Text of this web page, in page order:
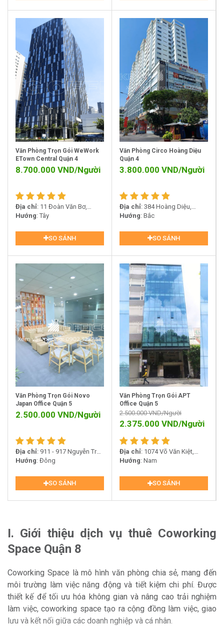
Văn Phòng Trọn Gói WeWork
ETown Central Quận 4
8.700.000 VND/Người
Địa chỉ: 11 Đoàn Văn Bơ,
Phường 13, Quận 4
Hướng : Tây
SO SÁNH
Văn Phòng Circo Hoàng Diệu
Quận 4
3.800.000 VND/Người
Địa chỉ: 384 Hoàng Diệu,
Phường 6, Quận 4
Hướng : Bắc
SO SÁNH
Văn Phòng Trọn Gói Novo
Japan Office Quận 5
2.500.000 VND/Người
Địa chỉ: 911 - 917 Nguyễn Trãi,
Phường 14, Quận 5, TP. Hồ Chí
Hướng : Đông
SO SÁNH
Văn Phòng Trọn Gói APT
Office Quận 5
2.500.000VND/Người
2.375.000 VND/Người
Địa chỉ: 1074 Võ Văn Kiệt,
Phường 6, Quận 5, TP. Hồ Chí
Hướng : Nam
SO SÁNH
I. Giới thiệu dịch vụ thuê Coworking
Space Quận 8
Coworking Space là mô hình văn phòng chia sẻ, mang đến
môi trường làm việc năng động và tiết kiệm chi phí. Được
thiết kế để tối ưu hóa không gian và nâng cao trải nghiệm
làm việc, coworking space tạo ra cộng đồng làm việc, giao
lưu và kết nối giữa các doanh nghiệp và cá nhân.